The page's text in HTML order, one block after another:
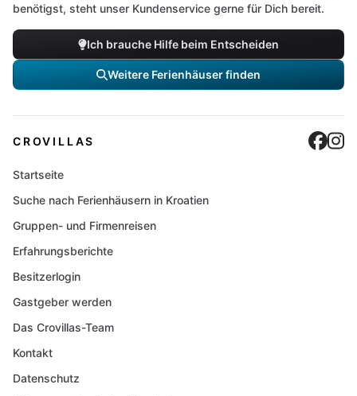
benötigst, steht unser Kundenservice gerne für Dich bereit.
Ich brauche Hilfe beim Entscheiden
Weitere Ferienhäuser finden
CROVILLAS
Startseite
Suche nach Ferienhäusern in Kroatien
Gruppen- und Firmenreisen
Erfahrungsberichte
Besitzerlogin
Gastgeber werden
Das Crovillas-Team
Kontakt
Datenschutz